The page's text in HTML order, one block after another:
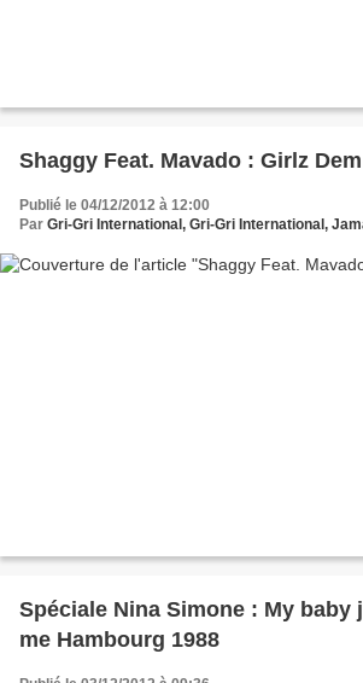
Shaggy Feat. Mavado : Girlz
Publié le 04/12/2012 à 12:00
Par Gri-Gri International, Gri-Gri International, Jamaican ,Reggae, Ma solange oussou, New York, Blues, France, Love Paris,
Spéciale Nina Simone : My baby
me Hambourg 1988